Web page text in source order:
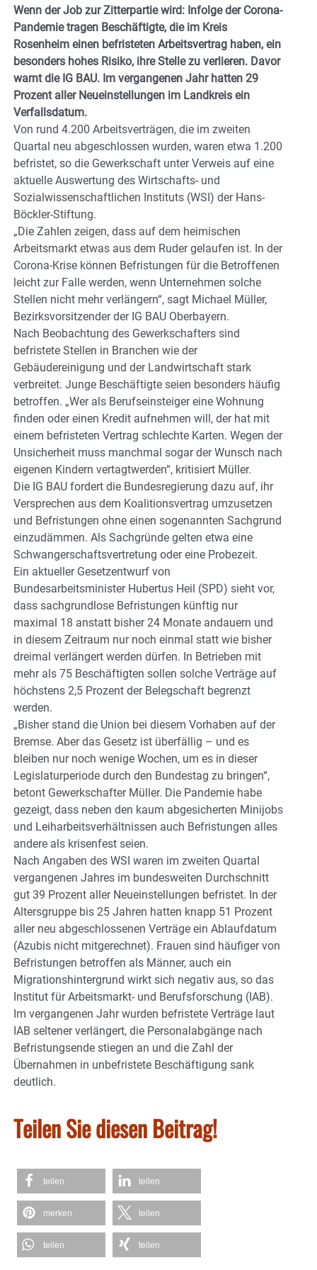
Wenn der Job zur Zitterpartie wird: Infolge der Corona-
Pandemie tragen Beschäftigte, die im Kreis
Rosenheim einen befristeten Arbeitsvertrag haben, ein
besonders hohes Risiko, ihre Stelle zu verlieren. Davor
warnt die IG BAU. Im vergangenen Jahr hatten 29
Prozent aller Neueinstellungen im Landkreis ein
Verfallsdatum.
Von rund 4.200 Arbeitsverträgen, die im zweiten
Quartal neu abgeschlossen wurden, waren etwa 1.200
befristet, so die Gewerkschaft unter Verweis auf eine
aktuelle Auswertung des Wirtschafts- und
Sozialwissenschaftlichen Instituts (WSI) der Hans-
Böckler-Stiftung.
„Die Zahlen zeigen, dass auf dem heimischen
Arbeitsmarkt etwas aus dem Ruder gelaufen ist. In der
Corona-Krise können Befristungen für die Betroffenen
leicht zur Falle werden, wenn Unternehmen solche
Stellen nicht mehr verlängern“, sagt Michael Müller,
Bezirksvorsitzender der IG BAU Oberbayern.
Nach Beobachtung des Gewerkschafters sind
befristete Stellen in Branchen wie der
Gebäudereinigung und der Landwirtschaft stark
verbreitet. Junge Beschäftigte seien besonders häufig
betroffen. „Wer als Berufseinsteiger eine Wohnung
finden oder einen Kredit aufnehmen will, der hat mit
einem befristeten Vertrag schlechte Karten. Wegen der
Unsicherheit muss manchmal sogar der Wunsch nach
eigenen Kindern vertagtwerden“, kritisiert Müller.
Die IG BAU fordert die Bundesregierung dazu auf, ihr
Versprechen aus dem Koalitionsvertrag umzusetzen
und Befristungen ohne einen sogenannten Sachgrund
einzudämmen. Als Sachgründe gelten etwa eine
Schwangerschaftsvertretung oder eine Probezeit.
Ein aktueller Gesetzentwurf von
Bundesarbeitsminister Hubertus Heil (SPD) sieht vor,
dass sachgrundlose Befristungen künftig nur
maximal 18 anstatt bisher 24 Monate andauern und
in diesem Zeitraum nur noch einmal statt wie bisher
dreimal verlängert werden dürfen. In Betrieben mit
mehr als 75 Beschäftigten sollen solche Verträge auf
höchstens 2,5 Prozent der Belegschaft begrenzt
werden.
„Bisher stand die Union bei diesem Vorhaben auf der
Bremse. Aber das Gesetz ist überfällig – und es
bleiben nur noch wenige Wochen, um es in dieser
Legislaturperiode durch den Bundestag zu bringen“,
betont Gewerkschafter Müller. Die Pandemie habe
gezeigt, dass neben den kaum abgesicherten Minijobs
und Leiharbeitsverhältnissen auch Befristungen alles
andere als krisenfest seien.
Nach Angaben des WSI waren im zweiten Quartal
vergangenen Jahres im bundesweiten Durchschnitt
gut 39 Prozent aller Neueinstellungen befristet. In der
Altersgruppe bis 25 Jahren hatten knapp 51 Prozent
aller neu abgeschlossenen Verträge ein Ablaufdatum
(Azubis nicht mitgerechnet). Frauen sind häufiger von
Befristungen betroffen als Männer, auch ein
Migrationshintergrund wirkt sich negativ aus, so das
Institut für Arbeitsmarkt- und Berufsforschung (IAB).
Im vergangenen Jahr wurden befristete Verträge laut
IAB seltener verlängert, die Personalabgänge nach
Befristungsende stiegen an und die Zahl der
Übernahmen in unbefristete Beschäftigung sank
deutlich.
Teilen Sie diesen Beitrag!
teilen teilen
merken teilen
teilen teilen